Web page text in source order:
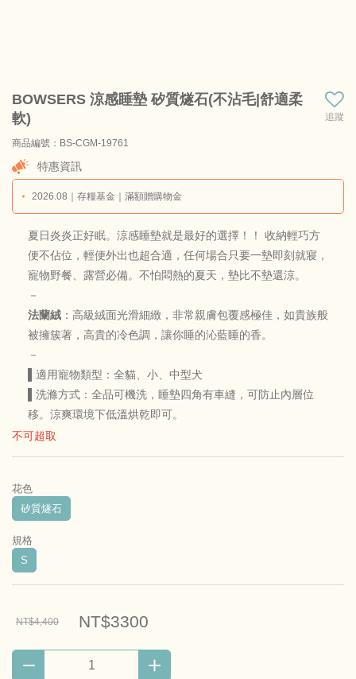
BOWSERS 涼感睡墊 矽質燧石(不沾毛|舒適柔
軟)
追蹤
商品編號：BS-CGM-19761
特惠資訊
2026.08｜存糧基金｜滿額贈購物金
夏日炎炎正好眠。涼感睡墊就是最好的選擇！！ 收納輕巧方
便不佔位，輕便外出也超合適，任何場合只要一墊即刻就寢，
寵物野餐、露營必備。不怕悶熱的夏天，墊比不墊還涼。
－
法蘭絨 ：高級絨面光滑細緻，非常親膚包覆感極佳，如貴族般
被擁簇著，高貴的冷色調，讓你睡的沁藍睡的香。
－
▌適用寵物類型：全貓、小、中型犬
▌洗滌方式：全品可機洗，睡墊四角有車縫，可防止內層位
移。涼爽環境下低溫烘乾即可。
不可超取
花色
矽質燧石
規格
S
NT$4,400 NT$3300